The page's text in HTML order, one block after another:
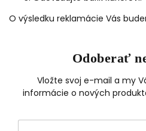
O výsledku reklamácie Vás
Odoberať
Vložte svoj e-mail a my
informácie o nových